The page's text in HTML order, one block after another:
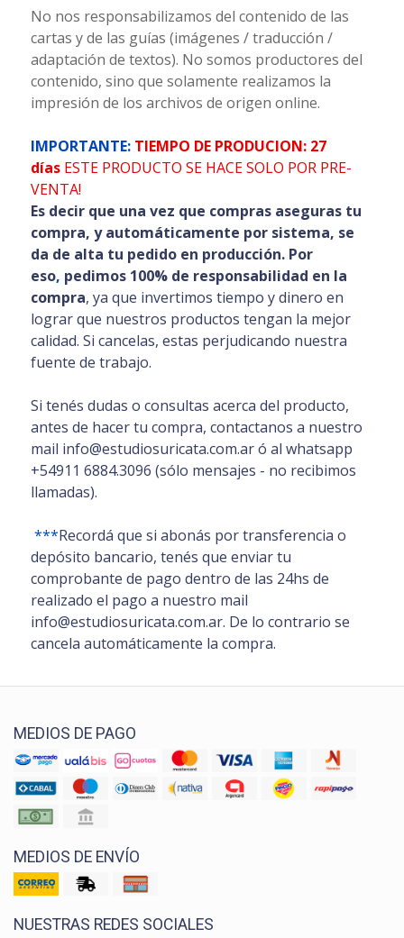
No nos responsabilizamos del contenido de las
cartas y de las guías (imágenes / traducción /
adaptación de textos). No somos productores del
contenido, sino que solamente realizamos la
impresión de los archivos de origen online.
IMPORTANTE: TIEMPO DE PRODUCION: 27
días ESTE PRODUCTO SE HACE SOLO POR PRE-
VENTA!
Es decir que una vez que compras aseguras tu
compra, y automáticamente por sistema, se
da de alta tu pedido en producción. Por
eso, pedimos 100% de responsabilidad en la
compra, ya que invertimos tiempo y dinero en
lograr que nuestros productos tengan la mejor
calidad. Si cancelas, estas perjudicando nuestra
fuente de trabajo.
Si tenés dudas o consultas acerca del producto,
antes de hacer tu compra, contactanos a nuestro
mail info@estudiosuricata.com.ar ó al whatsapp
+54911 6884.3096 (sólo mensajes - no recibimos
llamadas).
***Recordá que si abonás por transferencia o
depósito bancario, tenés que enviar tu
comprobante de pago dentro de las 24hs de
realizado el pago a nuestro mail
info@estudiosuricata.com.ar. De lo contrario se
cancela automáticamente la compra.
MEDIOS DE PAGO
MEDIOS DE ENVÍO
NUESTRAS REDES SOCIALES